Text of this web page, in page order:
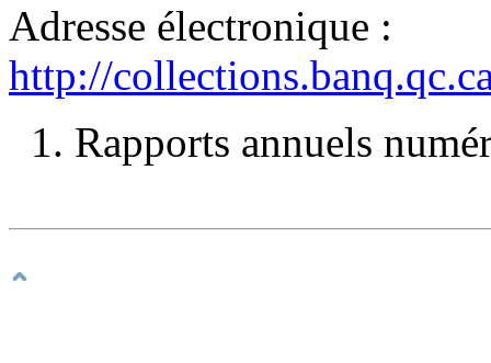
Adresse électronique :
http://
1. Rapports annuels